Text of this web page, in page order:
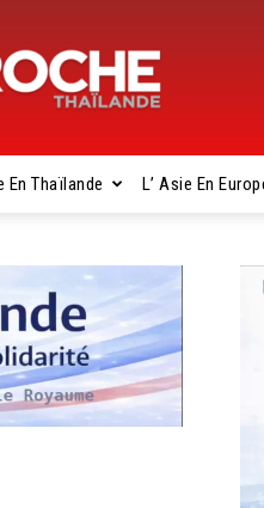
En Thaïlande L’ Asie En